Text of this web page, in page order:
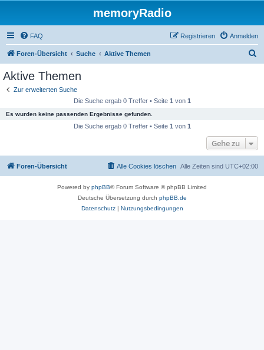
memoryRadio
FAQ Anmelden
Registrieren
Foren-Übersicht Suche Aktive Themen
Aktive Themen
Zur erweiterten Suche
Die Suche ergab 0 Treffer • Seite 1 von 1
Es wurden keine passenden Ergebnisse gefunden.
Die Suche ergab 0 Treffer • Seite 1 von 1
Gehe zu
Foren-Übersicht Alle Zeiten sind UTC+02:00
Alle Cookies löschen
Powered by phpBB® Forum Software © phpBB Limited
Deutsche Übersetzung durch phpBB.de
Datenschutz| Nutzungsbedingungen